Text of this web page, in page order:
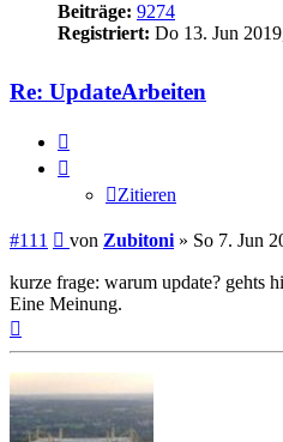
Beiträge: 9274
Registriert: Do 13. Jun
Re: UpdateArbeiten
Zitieren
#111 Beitrag
von Zubitoni » So 7. Jun
kurze frage: warum update? gehts
Eine Meinung.